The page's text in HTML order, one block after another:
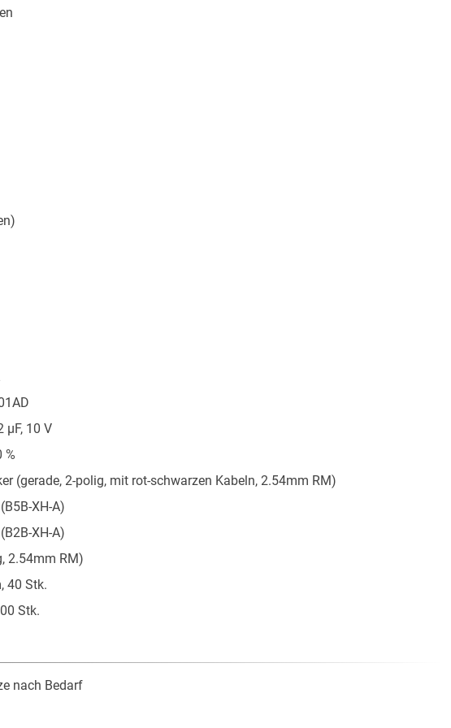
µF, 10 V
%
(gerade, 2-polig, mit rot-schwarzen Kabeln, 2.54mm RM)
XH-A)
XH-A)
2.54mm RM)
40 Stk.
Stk.
nach Bedarf